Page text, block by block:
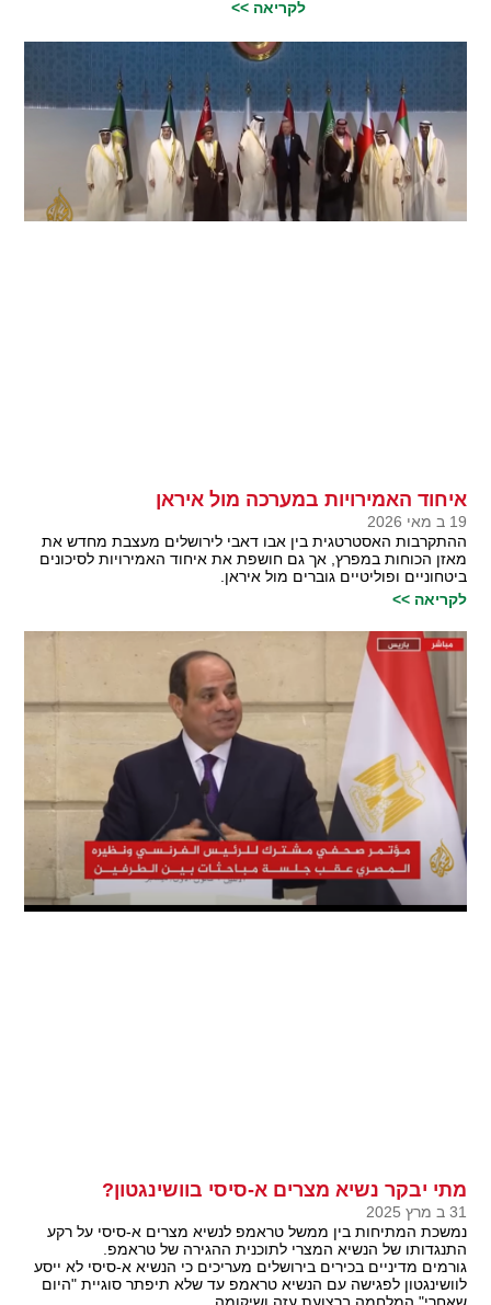
לקריאה >>
איחוד האמירויות במערכה מול איראן
19 ב מאי 2026
ההתקרבות האסטרטגית בין אבו דאבי לירושלים מעצבת מחדש את
מאזן הכוחות במפרץ, אך גם חושפת את איחוד האמירויות לסיכונים
ביטחוניים ופוליטיים גוברים מול איראן.
לקריאה >>
מתי יבקר נשיא מצרים א-סיסי בוושינגטון?
31 ב מרץ 2025
נמשכת המתיחות בין ממשל טראמפ לנשיא מצרים א-סיסי על רקע
התנגדותו של הנשיא המצרי לתוכנית ההגירה של טראמפ.
גורמים מדיניים בכירים בירושלים מעריכים כי הנשיא א-סיסי לא ייסע
לוושינגטון לפגישה עם הנשיא טראמפ עד שלא תיפתר סוגיית "היום